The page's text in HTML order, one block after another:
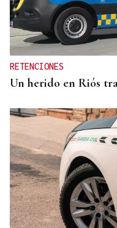
ACCIDENTE DE TRÁFICO
Una salida de vía en
personas
RETENCIONES
Un herido en Riós